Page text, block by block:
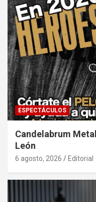
ESPECTÁCULOS
Candelabrum
León
6 agosto, 2026 Editorial